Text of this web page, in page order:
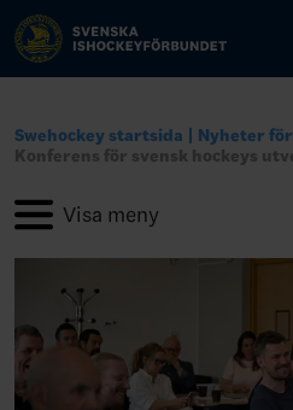
Swehockey startsida
Nyheter
Konferens för svensk hockeys